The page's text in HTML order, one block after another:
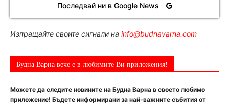
Последвай ни в Google News
Изпращайте своите сигнали на info@budnavarna.com
Будна Варна вече е в любимите Ви приложения!
Можете да следите новините на Будна Варна в своето любимо
приложение! Бъдете информирани за най-важните събития от